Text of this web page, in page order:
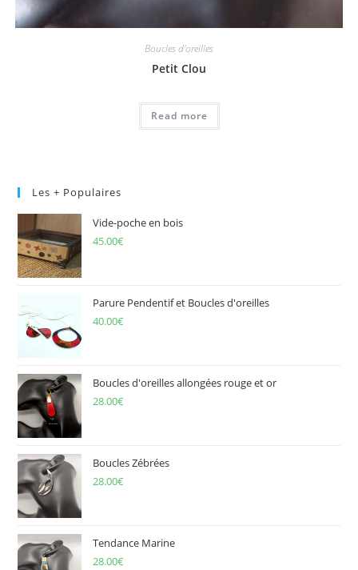
Boucles d'oreilles
Petit Clou
Read more
Les + Populaires
Vide-poche en bois
45.00€
Parure Pendentif et Boucles d'oreilles
40.00€
Boucles d'oreilles allongées rouge et or
28.00€
Boucles Zébrées
28.00€
Tendance Marine
28.00€